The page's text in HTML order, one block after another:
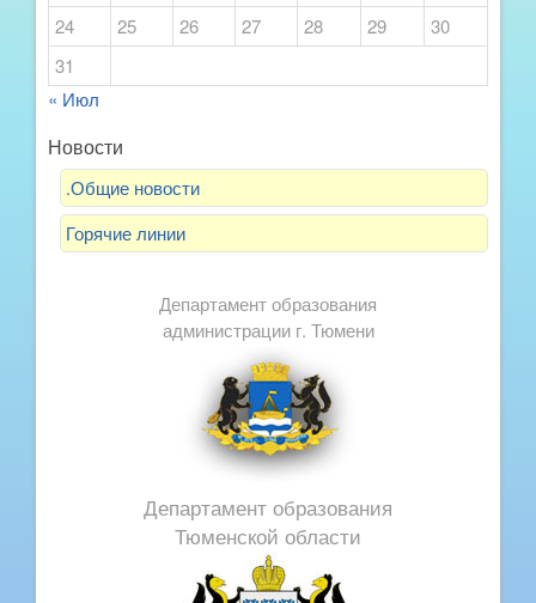
24
25 26 27 28 29
30
31
« Июл
Новости
.Общие новости
Горячие линии
Департамент образования
администрации г. Тюмени
Департамент образования
Тюменской области